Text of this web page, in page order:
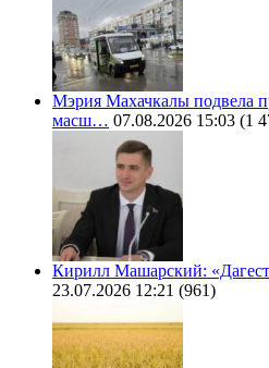
Мэрия Махачкалы подвела
масш… 07.08.2026 15:03 (1
Кирилл Машарский:
23.07.2026 12:21 (961)